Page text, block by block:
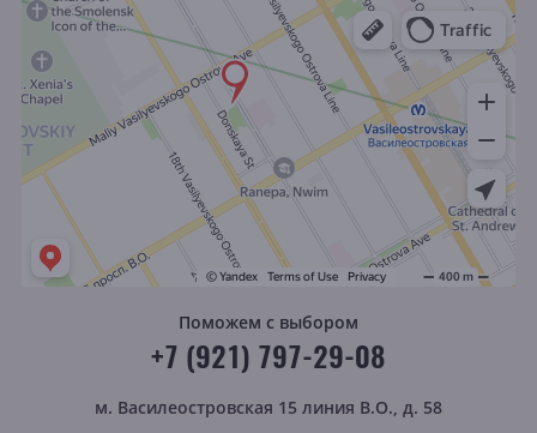
Поможем с выбором
+7 (921) 797-29-08
м. Василеостровская 15 линия В.О., д. 58